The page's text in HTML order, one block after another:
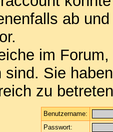
ab
im
sind. Sie
zu
Benutzername:
Passwort: